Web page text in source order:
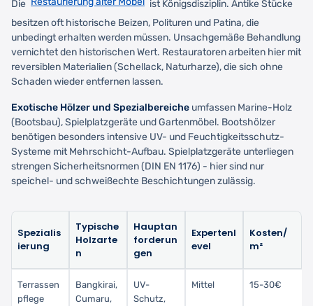
Die
ist Königsdisziplin. Antike Stücke
besitzen oft historische Beizen, Polituren und Patina, die
unbedingt erhalten werden müssen. Unsachgemäße Behandlung
vernichtet den historischen Wert. Restauratoren arbeiten hier mit
reversiblen Materialien (Schellack, Naturharze), die sich ohne
Schaden wieder entfernen lassen.
Exotische Hölzer und Spezialbereiche umfassen Marine-Holz
(Bootsbau), Spielplatzgeräte und Gartenmöbel. Bootshölzer
benötigen besonders intensive UV- und Feuchtigkeitsschutz-
Systeme mit Mehrschicht-Aufbau. Spielplatzgeräte unterliegen
strengen Sicherheitsnormen (DIN EN 1176) - hier sind nur
speichel- und schweißechte Beschichtungen zulässig.
Spezialis
ierung
Typische
Holzarte
n
Hauptan
forderun
gen
Expertenl
evel
Kosten/
m²
Terrassen
pflege
Bangkirai,
Cumaru,
UV-
Schutz,
Mittel 15-30€